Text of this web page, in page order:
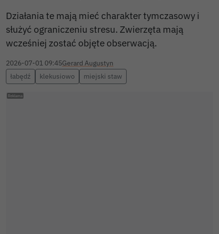
Działania te mają mieć charakter tymczasowy i
służyć ograniczeniu stresu. Zwierzęta mają
wcześniej zostać objęte obserwacją.
2026-07-01 09:45Gerard Augustyn
łabędź
klekusiowo miejski staw